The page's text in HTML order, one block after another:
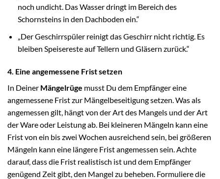
noch undicht. Das Wasser dringt im Bereich des
Schornsteins in den Dachboden ein.“
„Der Geschirrspüler reinigt das Geschirr nicht richtig. Es
bleiben Speisereste auf Tellern und Gläsern zurück.“
4. Eine angemessene Frist setzen
In Deiner Mängelrüge musst Du dem Empfänger eine
angemessene Frist zur Mängelbeseitigung setzen. Was als
angemessen gilt, hängt von der Art des Mangels und der Art
der Ware oder Leistung ab. Bei kleineren Mängeln kann eine
Frist von ein bis zwei Wochen ausreichend sein, bei größeren
Mängeln kann eine längere Frist angemessen sein. Achte
darauf, dass die Frist realistisch ist und dem Empfänger
genügend Zeit gibt, den Mangel zu beheben. Formuliere die